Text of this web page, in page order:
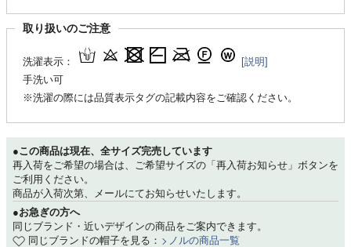
取り扱いのご注意
洗濯表示：
[説明]
手洗い可
※洗濯の際には品質表示タグの記載内容をご確認ください。
●この商品は現在、全サイズ完売しています
再入荷をご希望の場合は、ご希望サイズの「再入荷お知らせ」ボタンを
ご利用ください。
商品が入荷次第、メールにてお知らせいたします。
●お急ぎの方へ
同じブランド・近いデザインの商品をご案内できます。
同じブランドの帽子を見る：
ノルの商品一覧